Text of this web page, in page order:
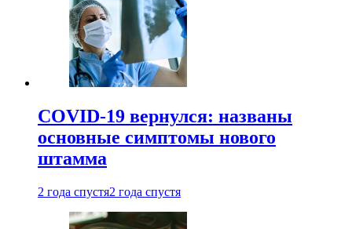
COVID-19 вернулся: названы
основные симптомы нового
штамма
2 года спустя2 года спустя